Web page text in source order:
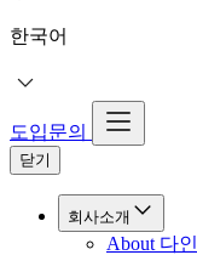
한국어
도입문의
닫기
회사소개
About 다인